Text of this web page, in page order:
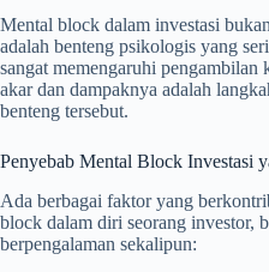
Mental block dalam investasi
adalah benteng psikologis yang
sangat memengaruhi
akar dan dampaknya adalah
benteng tersebut.
Penyebab Mental Block Investasi
Ada berbagai faktor yang
block dalam diri seorang investor,
berpengalaman sekalipun: